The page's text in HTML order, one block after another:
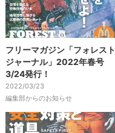
フリーマガジン「フォレスト
ジャーナル」2022年春号
3/24発行！
2022/03/23
編集部からのお知らせ